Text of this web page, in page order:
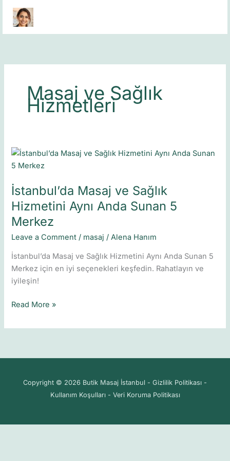
Skip
Masaj ve Sağlık
Hizmetleri
İstanbul’da Masaj ve Sağlık
Hizmetini Aynı Anda Sunan 5
Merkez
Leave a Comment / masaj /Alena Hanım
İstanbul’da Masaj ve Sağlık Hizmetini Aynı Anda Sunan 5
Merkez için en iyi seçenekleri keşfedin. Rahatlayın ve
iyileşin!
İstanbul’da
Masaj
Sağlık
Hizmetini
Aynı
Anda
Sunan
5
Merkez
Read More »
Copyright © 2026 Butik Masaj İstanbul - Gizlilik Politikası -
Kullanım Koşulları - Veri Koruma Politikası